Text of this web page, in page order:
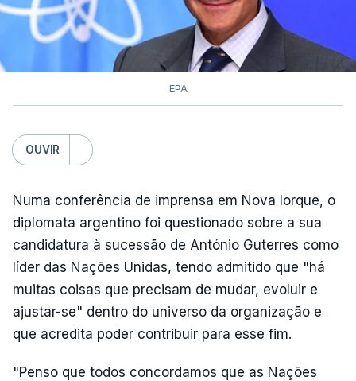
EPA
OUVIR
Numa conferência de imprensa em Nova Iorque, o
diplomata argentino foi questionado sobre a sua
candidatura à sucessão de António Guterres como
líder das Nações Unidas, tendo admitido que "há
muitas coisas que precisam de mudar, evoluir e
ajustar-se" dentro do universo da organização e
que acredita poder contribuir para esse fim.
"Penso que todos concordamos que as Nações